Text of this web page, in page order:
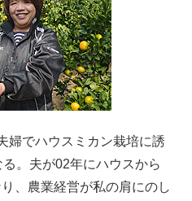
婦でハウスミカン栽培に誘
。夫が02年にハウスから
、農業経営が私の肩にのし